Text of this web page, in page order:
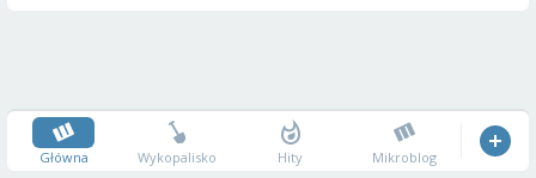
Główna Wykopalisko Hity Mikroblog